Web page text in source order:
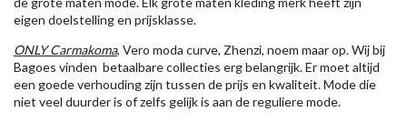
eigen doelstelling en prijsklasse.
ONLY Carmakoma, Vero moda curve, Zhenzi, noem maar op. Wij bij
Bagoes vinden betaalbare collecties erg belangrijk. Er moet altijd
een goede verhouding zijn tussen de prijs en kwaliteit. Mode die
niet veel duurder is of zelfs gelijk is aan de reguliere mode.